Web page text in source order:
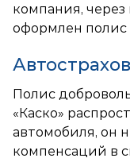
компания,
оформлен
Полис
«Каско»
автомобиля, он
компенсаций в